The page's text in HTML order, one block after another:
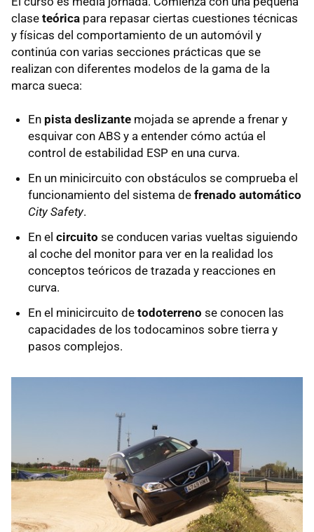
clase teórica para repasar ciertas cuestiones técnicas
y físicas del comportamiento de un automóvil y
continúa con varias secciones prácticas que se
realizan con diferentes modelos de la gama de la
marca sueca:
En pista deslizante mojada se aprende a frenar y
esquivar con ABS y a entender cómo actúa el
control de estabilidad ESP en una curva.
En un minicircuito con obstáculos se comprueba el
funcionamiento del sistema de frenado automático
City Safety.
En el circuito se conducen varias vueltas siguiendo
al coche del monitor para ver en la realidad los
conceptos teóricos de trazada y reacciones en
curva.
En el minicircuito de todoterreno se conocen las
capacidades de los todocaminos sobre tierra y
pasos complejos.